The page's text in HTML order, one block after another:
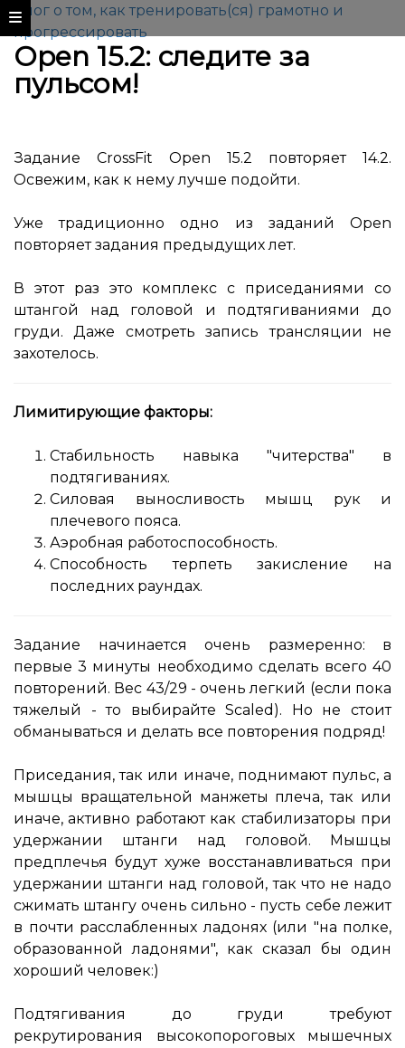
Блог о том, как тренировать(ся) грамотно и
прогрессировать
Open 15.2: следите за
пульсом!
Задание CrossFit Open 15.2 повторяет 14.2.
Освежим, как к нему лучше подойти.
Уже традиционно одно из заданий Open
повторяет задания предыдущих лет.
В этот раз это комплекс с приседаниями со
штангой над головой и подтягиваниями до
груди. Даже смотреть запись трансляции не
захотелось.
Лимитирующие факторы:
Стабильность навыка "читерства" в
подтягиваниях.
Силовая выносливость мышц рук и
плечевого пояса.
Аэробная работоспособность.
Способность терпеть закисление на
последних раундах.
Задание начинается очень размеренно: в
первые 3 минуты необходимо сделать всего 40
повторений. Вес 43/29 - очень легкий (если пока
тяжелый - то выбирайте Scaled). Но не стоит
обманываться и делать все повторения подряд!
Приседания, так или иначе, поднимают пульс, а
мышцы вращательной манжеты плеча, так или
иначе, активно работают как стабилизаторы при
удержании штанги над головой. Мышцы
предплечья будут хуже восстанавливаться при
удержании штанги над головой, так что не надо
сжимать штангу очень сильно - пусть себе лежит
в почти расслабленных ладонях (или "на полке,
образованной ладонями", как сказал бы один
хороший человек:)
Подтягивания до груди требуют
рекрутирования высокопороговых мышечных